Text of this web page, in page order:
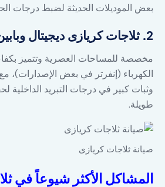
بعض الموديلات الحديثة لضبط درجات
2. ثلاجات كريازى ديجيتال وبابين
مخصصة للمساحات العصرية وتتميز
الكهرباء (إنفرتر في بعض الإصدارات)، مع
وثبات كبير في درجات التبريد الداخلية
طويلة.
صيانة ثلاجات كريازى
المشاكل الأكثر شيوعاً في